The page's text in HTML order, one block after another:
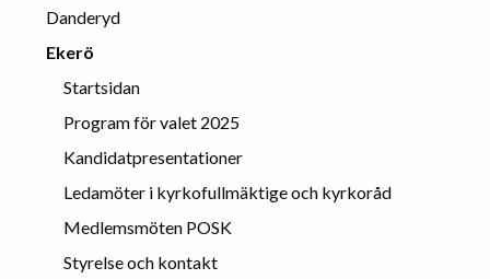
Danderyd
Ekerö
Startsidan
Program för valet 2025
Kandidatpresentationer
Ledamöter i kyrkofullmäktige och kyrkoråd
Medlemsmöten POSK
Styrelse och kontakt